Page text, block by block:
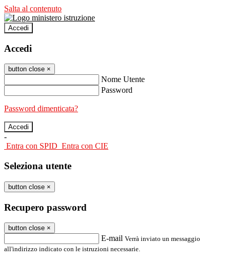
Salta al contenuto
Accedi
Accedi
button close ×
Nome Utente
Password
Password dimenticata?
-
Entra con SPID Entra con CIE
Seleziona utente
button close ×
Recupero password
button close ×
E-mail Verrà inviato un messaggio
all'indirizzo indicato con le istruzioni necessarie.